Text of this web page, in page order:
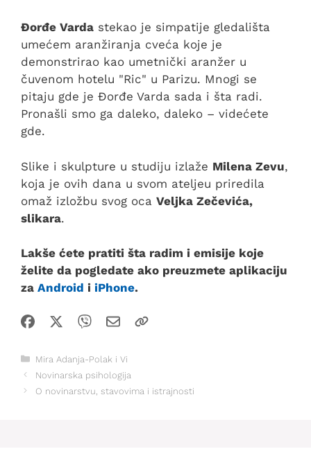
Đorđe Varda stekao je simpatije gledališta
umećem aranžiranja cveća koje je
demonstrirao kao umetnički aranžer u
čuvenom hotelu "Ric" u Parizu. Mnogi se
pitaju gde je Đorđe Varda sada i šta radi.
Pronašli smo ga daleko, daleko – videćete
gde.
Slike i skulpture u studiju izlaže Milena Zevu,
koja je ovih dana u svom ateljeu priredila
omaž izložbu svog oca Veljka Zečevića,
slikara.
Lakše ćete pratiti šta radim i emisije koje
želite da pogledate ako preuzmete aplikaciju
za Android i iPhone.
Kategorije
Mira Adanja-Polak i Vi
Novinarska psihologija
O novinarstvu, stavovima i istrajnosti